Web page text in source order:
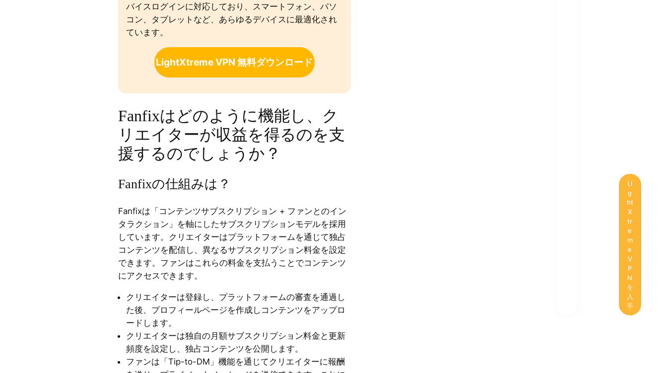
バイスログインに対応しており、スマートフォン、パソ
コン、タブレットなど、あらゆるデバイスに最適化され
ています。
LightXtreme VPN 無料ダウンロード
Fanfixはどのように機能し、ク
リエイターが収益を得るのを支
援するのでしょうか？
Fanfixの仕組みは？
Fanfixは「コンテンツサブスクリプション + ファンとのイン
タラクション」を軸にしたサブスクリプションモデルを採用
しています。クリエイターはプラットフォームを通じて独占
コンテンツを配信し、異なるサブスクリプション料金を設定
できます。ファンはこれらの料金を支払うことでコンテンツ
にアクセスできます。
クリエイターは登録し、プラットフォームの審査を通過し
た後、プロフィールページを作成しコンテンツをアップロ
ードします。
クリエイターは独自の月額サブスクリプション料金と更新
頻度を設定し、独占コンテンツを公開します。
ファンは「Tip-to-DM」機能を通じてクリエイターに報酬
Li
g
ht
X
tr
e
m
e
V
P
N
を
入
手